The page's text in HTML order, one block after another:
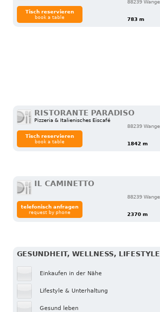
88239
783 m
Tisch reservieren
book a table
RISTORANTE PARADISO
Pizzeria & Italienisches Eiscafé
88239
1842 m
Tisch reservieren
book a table
IL CAMINETTO
88239
2370 m
telefonisch anfragen
request by phone
GESUNDHEIT, WELLNESS,
Einkaufen in der Nähe
Lifestyle & Unterhaltung
Gesund leben